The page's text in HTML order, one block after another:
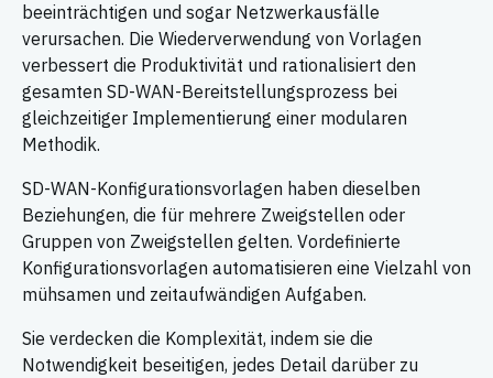
beeinträchtigen und sogar Netzwerkausfälle
verursachen. Die Wiederverwendung von Vorlagen
verbessert die Produktivität und rationalisiert den
gesamten SD-WAN-Bereitstellungsprozess bei
gleichzeitiger Implementierung einer modularen
Methodik.
SD-WAN-Konfigurationsvorlagen haben dieselben
Beziehungen, die für mehrere Zweigstellen oder
Gruppen von Zweigstellen gelten. Vordefinierte
Konfigurationsvorlagen automatisieren eine Vielzahl von
mühsamen und zeitaufwändigen Aufgaben.
Sie verdecken die Komplexität, indem sie die
Notwendigkeit beseitigen, jedes Detail darüber zu